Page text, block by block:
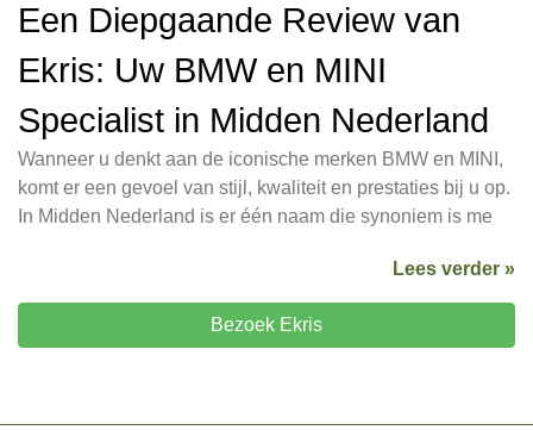
Een Diepgaande Review van
Ekris: Uw BMW en MINI
Specialist in Midden Nederland
Wanneer u denkt aan de iconische merken BMW en MINI,
komt er een gevoel van stijl, kwaliteit en prestaties bij u op.
In Midden Nederland is er één naam die synoniem is me
Lees verder »
Bezoek Ekris